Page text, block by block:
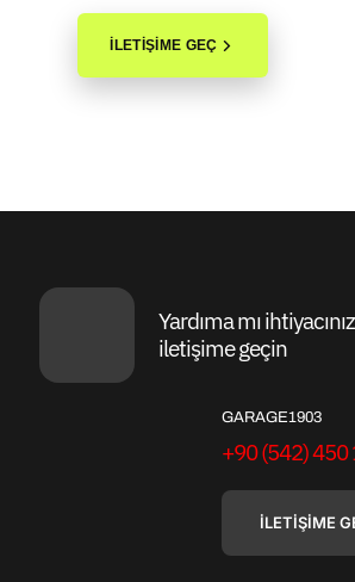
İLETİŞİME GEÇ
Yardıma mı
iletişime geçin
GARAGE1903
+90 (542) 450
İLETİŞİME